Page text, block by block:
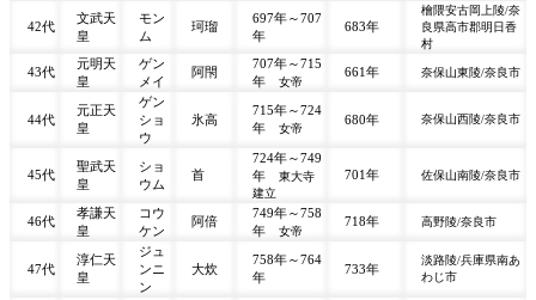
42代
文武天
皇
モン
ム
珂瑠
697年～707
年
683年
檜隈安古岡上陵/奈
良県高市郡明日香
村
43代
元明天
皇
ゲン
メイ
阿閇
707年～715
年 女帝
661年 奈保山東陵/奈良市
44代
元正天
皇
ゲン
ショ
ウ
氷高
715年～724
年 女帝
680年 奈保山西陵/奈良市
45代
聖武天
皇
ショ
ウム
首
724年～749
年 東大寺
建立
701年 佐保山南陵/奈良市
46代
孝謙天
皇
コウ
ケン
阿倍
749年～758
年 女帝
718年 高野陵/奈良市
47代
淳仁天
皇
ジュ
ンニ
ン
大炊
758年～764
年
733年
淡路陵/兵庫県南あ
わじ市